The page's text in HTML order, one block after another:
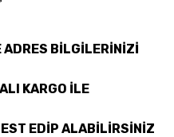
ADRES BİLGİLERİNİZİ
KARGO İLE
EDİP ALABİLİRSİNİZ